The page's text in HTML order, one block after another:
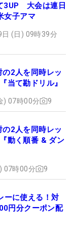
3UP 大会は連日
女子アマ
(日) 09時39分
2人を同時レッ
当て勘ドリル』
) 07時00分 9
2人を同時レッ
動く順番 & ダン
07時00分 9
ーに使える！対
円分クーポン配